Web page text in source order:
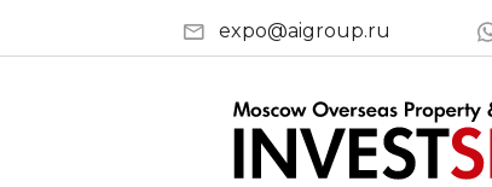
expo@aigroup.ru